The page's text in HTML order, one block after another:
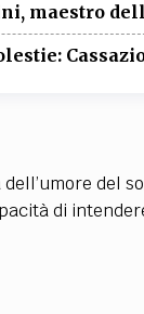
maestro
del
di